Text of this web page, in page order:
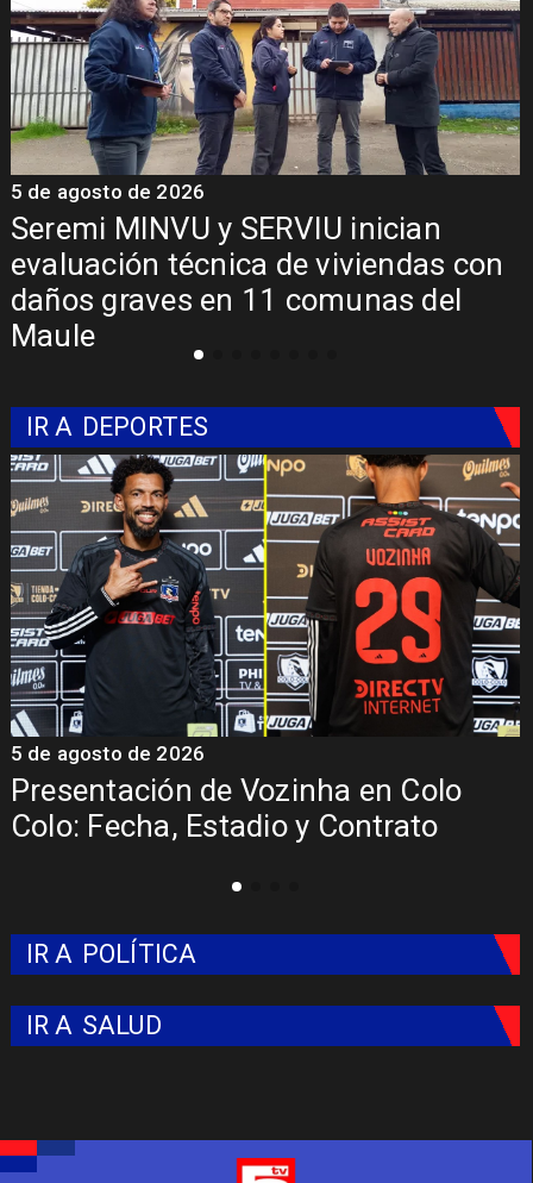
Seremi MINVU y SERVIU inician
evaluación técnica de viviendas con
daños graves en 11 comunas del
Maule
5 de agosto de 2026
IR A DEPORTES
Presentación de Vozinha en Colo
Colo: Fecha, Estadio y Contrato
5 de agosto de 2026
IR A POLÍTICA
IR A SALUD